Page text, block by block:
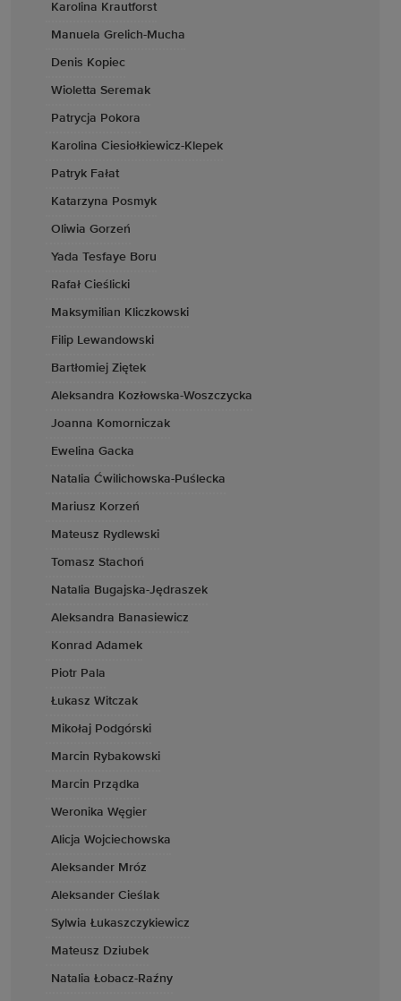
Karolina Krautforst
Manuela Grelich-Mucha
Denis Kopiec
Wioletta Seremak
Patrycja Pokora
Karolina Ciesiołkiewicz-Klepek
Patryk Fałat
Katarzyna Posmyk
Oliwia Gorzeń
Yada Tesfaye Boru
Rafał Cieślicki
Maksymilian Kliczkowski
Filip Lewandowski
Bartłomiej Ziętek
Aleksandra Kozłowska-Woszczycka
Joanna Komorniczak
Ewelina Gacka
Natalia Ćwilichowska-Puślecka
Mariusz Korzeń
Mateusz Rydlewski
Tomasz Stachoń
Natalia Bugajska-Jędraszek
Aleksandra Banasiewicz
Konrad Adamek
Piotr Pala
Łukasz Witczak
Mikołaj Podgórski
Marcin Rybakowski
Marcin Prządka
Weronika Węgier
Alicja Wojciechowska
Aleksander Mróz
Aleksander Cieślak
Sylwia Łukaszczykiewicz
Mateusz Dziubek
Natalia Łobacz-Raźny